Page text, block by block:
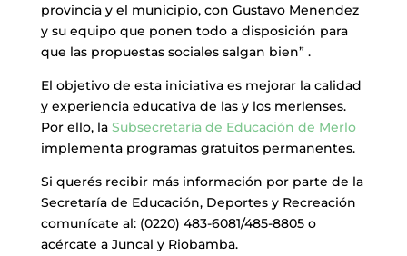
provincia y el municipio, con Gustavo Menendez
y su equipo que ponen todo a disposición para
que las propuestas sociales salgan bien” .
El objetivo de esta iniciativa es mejorar la calidad
y experiencia educativa de las y los merlenses.
Por ello, la Subsecretaría de Educación de Merlo
implementa programas gratuitos permanentes.
Si querés recibir más información por parte de la
Secretaría de Educación, Deportes y Recreación
comunícate al: (0220) 483-6081/485-8805 o
acércate a Juncal y Riobamba.